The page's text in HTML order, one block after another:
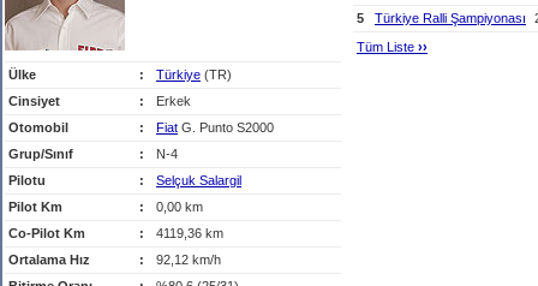
Ülke : Türkiye (TR)
Cinsiyet
:
Erkek
Otomobil
: Fiat G. Punto S2000
Grup/Sınıf
:
N-4
Pilotu
:
Selçuk Salargil
Pilot Km
:
0,00 km
Co-Pilot Km
:
4119,36 km
Ortalama Hız
:
92,12 km/h
5
Türkiye Ralli Şampiyonası
Tüm Liste ››